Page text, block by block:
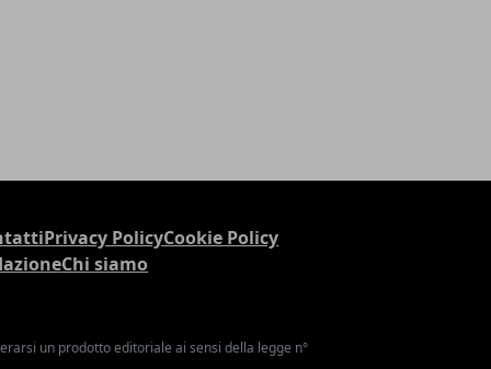
Privacy PolicyCookie Policy
Chi siamo
un prodotto editoriale ai sensi della legge n°